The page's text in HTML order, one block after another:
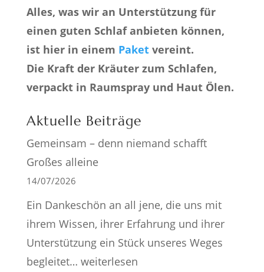
Alles, was wir an Unterstützung für
einen guten Schlaf anbieten können,
ist hier in einem Paket vereint.
Die Kraft der Kräuter zum Schlafen,
verpackt in Raumspray und Haut Ölen.
Aktuelle Beiträge
Gemeinsam – denn niemand schafft
Großes alleine
14/07/2026
Ein Dankeschön an all jene, die uns mit
ihrem Wissen, ihrer Erfahrung und ihrer
Unterstützung ein Stück unseres Weges
begleitet… Gemeinsam
weiterlesen